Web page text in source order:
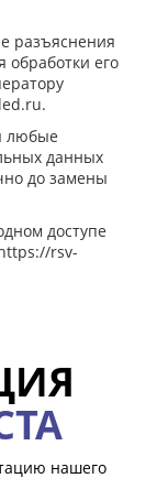
разъяснения
его
.
любые
данных
до замены
доступе
rsv-
нашего